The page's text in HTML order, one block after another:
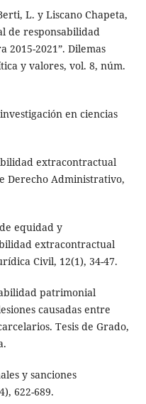
L. y Liscano Chapeta,
de responsabilidad
2021”. Dilemas
y valores, vol. 8, núm.
en ciencias
extracontractual
Derecho Administrativo,
equidad y
extracontractual
Civil, 12(1), 34-47.
patrimonial
causadas entre
Tesis de Grado,
y sanciones
622-689.